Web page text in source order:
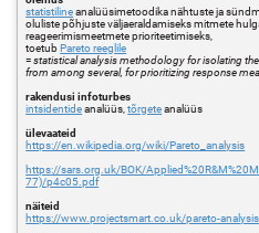
statistilineanalüüsimetoodika nähtuste ja
oluliste põhjuste väljaeraldamiseks mitmete
reageerimismeetmete prioriteetimiseks,
toetubPareto reeglile
=statistical analysis methodology for isolating
from among several, for prioritizing response
rakendusi infoturbes
intsidentideanalüüs,tõrgeteanalüüs
ülevaateid
https://en.wikipedia.org/wiki/Pareto_analysis
https://sars.org.uk/BOK/
77)/p4c05.pdf
näiteid
https://www.projectsmart.co.uk/pareto-